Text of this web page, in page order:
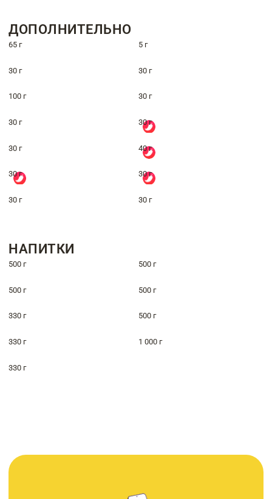
ДОПОЛНИТЕЛЬНО
65 г 5 г
30 г 30 г
100 г 30 г
30 г 30 г
30 г 40 г
30 г 30 г
30 г 30 г
НАПИТКИ
500 г 500 г
500 г 500 г
330 г 500 г
330 г 1 000 г
330 г